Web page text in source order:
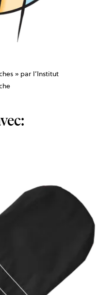
» par l’Institut